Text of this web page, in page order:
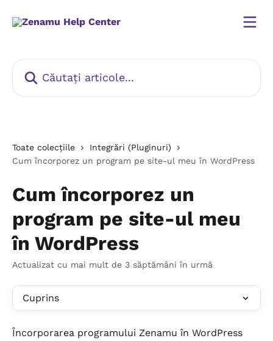
Toate colecțiile
Integrări (Pluginuri)
Cum încorporez un program pe site-ul meu în WordPress
Cum încorporez un
program pe site-ul meu
în WordPress
Actualizat cu mai mult de 3 săptămâni în urmă
Cuprins
Încorporarea programului Zenamu în WordPress